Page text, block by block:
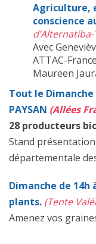
Agriculture,
conscience
Avec
ATTAC-
Maureen
Tout le Dimanche
PAYSAN (Allées
28 producteurs
Stand présentation
départementale
Dimanche de 14h
plants. (Tente
Amenez vos